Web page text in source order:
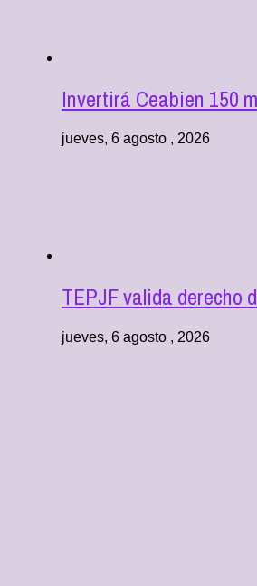
Invertirá Ceabien 150
jueves, 6 agosto , 2026
TEPJF valida derecho
jueves, 6 agosto , 2026